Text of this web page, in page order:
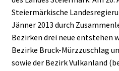
Steiermärkische
Jänner 2013 durch
Bezirken drei neue entstehen
Bezirke Bruck-Mürzzuschlag
sowie der Bezirk Vulkanland